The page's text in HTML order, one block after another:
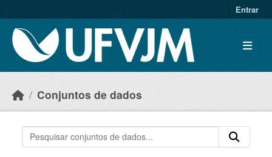
Entrar
Conjuntos de dados